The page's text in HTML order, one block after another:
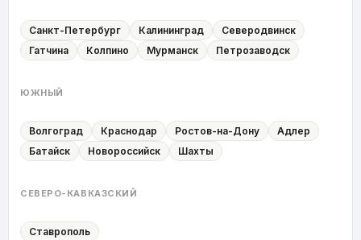
Санкт-Петербург Калининград
Северодвинск
Гатчина
Колпино Мурманск Петрозаводск
ЮЖНЫЙ
Волгоград Краснодар Ростов-на-Дону
Адлер
Батайск
Новороссийск Шахты
СЕВЕРО-КАВКАЗСКИЙ
Ставрополь